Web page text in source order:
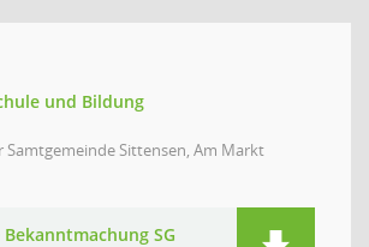
und Bildung
Samtgemeinde Sittensen, Am Markt
SG